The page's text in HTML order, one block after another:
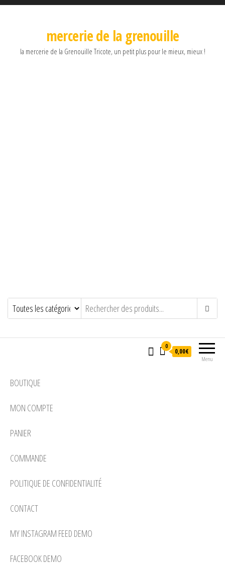
mercerie de la grenouille
la mercerie de la Grenouille Tricote, un petit plus pour le mieux, mieux !
Menu
0
0,00€
BOUTIQUE
MON COMPTE
PANIER
COMMANDE
POLITIQUE DE CONFIDENTIALITÉ
CONTACT
MY INSTAGRAM FEED DEMO
FACEBOOK DEMO